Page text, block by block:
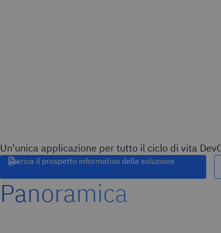
Un'unica applicazione per tutto il ciclo di vita
Scarica il prospetto informativo della soluzione
Panoramica